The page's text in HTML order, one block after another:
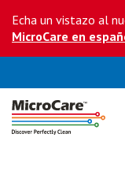
Echa un vistazo al
MicroCare en